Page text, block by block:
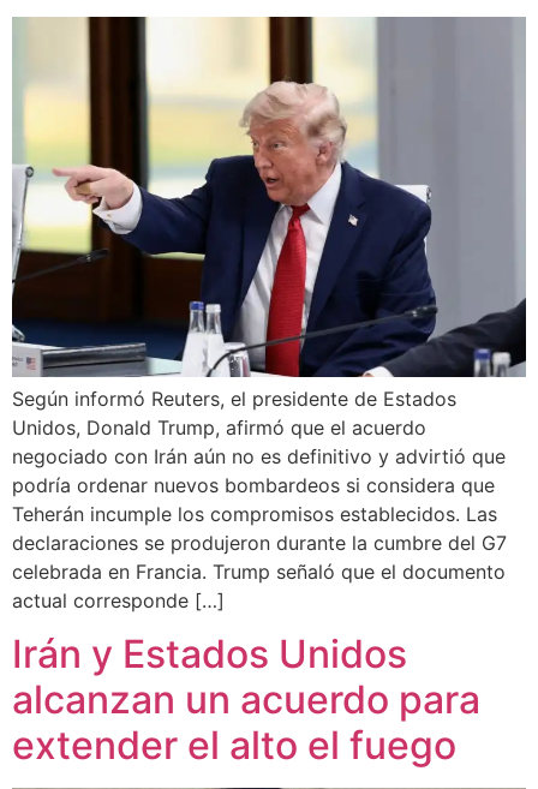
Según informó Reuters, el presidente de Estados
Unidos, Donald Trump, afirmó que el acuerdo
negociado con Irán aún no es definitivo y advirtió que
podría ordenar nuevos bombardeos si considera que
Teherán incumple los compromisos establecidos. Las
declaraciones se produjeron durante la cumbre del G7
celebrada en Francia. Trump señaló que el documento
actual corresponde […]
Irán y Estados Unidos
alcanzan un acuerdo para
extender el alto el fuego